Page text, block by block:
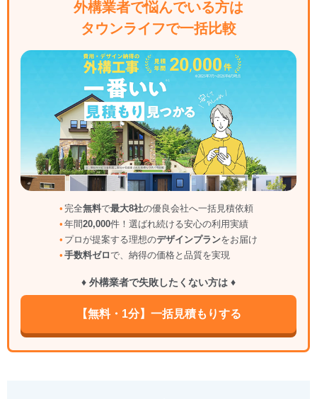
外構業者で悩んでいる方は
タウンライフで一括比較
完全無料で最大8社の優良会社へ一括見積依頼
年間20,000件！選ばれ続ける安心の利用実績
プロが提案する理想のデザインプランをお届け
手数料ゼロで、納得の価格と品質を実現
♦ 外構業者で失敗したくない方は ♦
【無料・1分】一括見積もりする